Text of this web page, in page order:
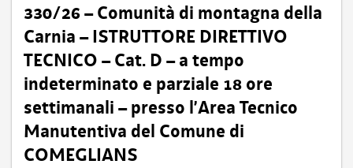
330/26 – Comunità di montagna della
Carnia – ISTRUTTORE DIRETTIVO
TECNICO – Cat. D – a tempo
indeterminato e parziale 18 ore
settimanali – presso l’Area Tecnico
Manutentiva del Comune di
COMEGLIANS